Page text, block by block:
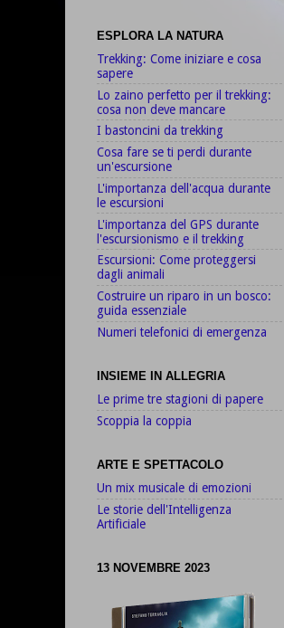
ESPLORA LA NATURA
Trekking: Come iniziare e cosa
sapere
Lo zaino perfetto per il trekking:
cosa non deve mancare
I bastoncini da trekking
Cosa fare se ti perdi durante
un'escursione
L'importanza dell'acqua durante
le escursioni
L'importanza del GPS durante
l'escursionismo e il trekking
Escursioni: Come proteggersi
dagli animali
Costruire un riparo in un bosco:
guida essenziale
Numeri telefonici di emergenza
INSIEME IN ALLEGRIA
Le prime tre stagioni di papere
Scoppia la coppia
ARTE E SPETTACOLO
Un mix musicale di emozioni
Le storie dell'Intelligenza
Artificiale
13 NOVEMBRE 2023